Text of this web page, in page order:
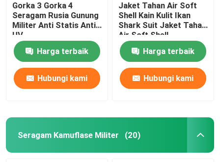
Rumah
Gorka 3 Gorka 4
Seragam Rusia Gunung
Militer Anti Statis Anti
UV
Harga terbaik
Hubungi kami
Jaket Tahan Air Soft
Shell Kain Kulit Ikan
Shark Suit Jaket Tahan
Air Soft Shell
Harga terbaik
Hubungi kami
Seragam Kamuflase Militer (20)